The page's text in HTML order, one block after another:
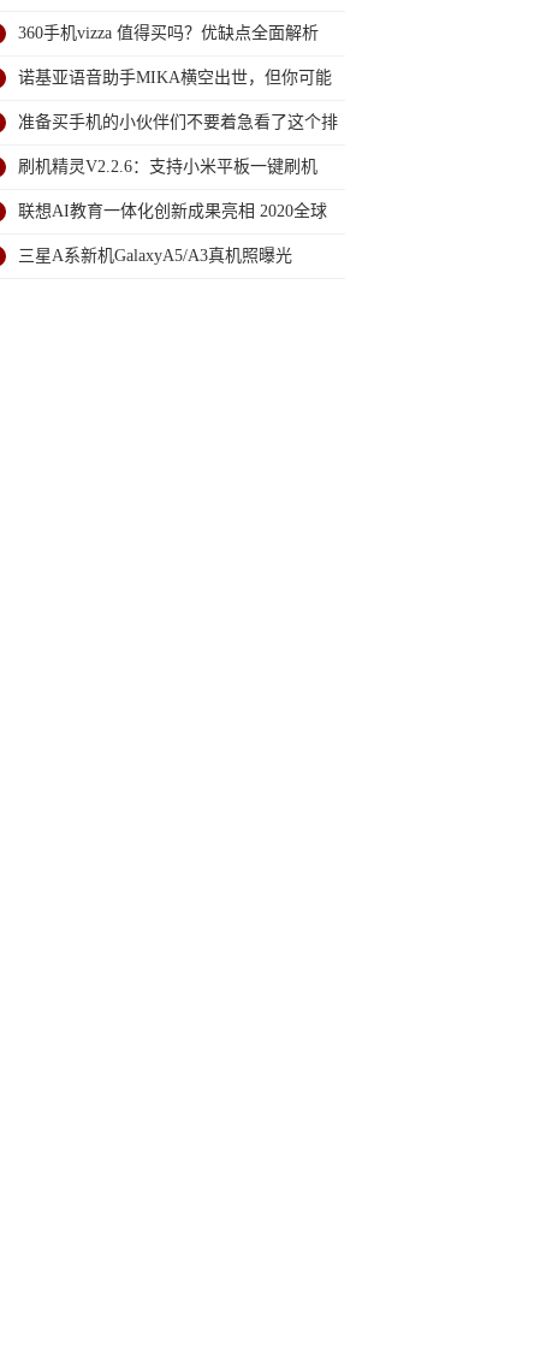
iPad成为学习神器
360手机vizza 值得买吗？优缺点全面解析
诺基亚语音助手MIKA横空出世，但你可能
用不上！
准备买手机的小伙伴们不要着急看了这个排
行榜再决定买哪款手机吧
刷机精灵V2.2.6：支持小米平板一键刷机
联想AI教育一体化创新成果亮相 2020全球
智慧教育大会
三星A系新机GalaxyA5/A3真机照曝光